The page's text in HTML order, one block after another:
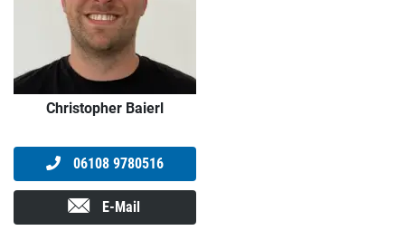
Christopher Baierl
06108 9780516
E-Mail